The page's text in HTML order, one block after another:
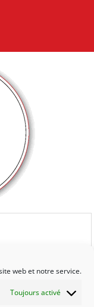
web et notre service.
Toujours activé